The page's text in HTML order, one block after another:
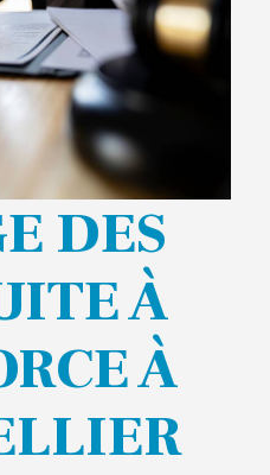
À
À